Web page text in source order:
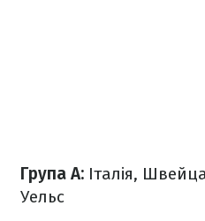
Група A: Італія,
Уельс